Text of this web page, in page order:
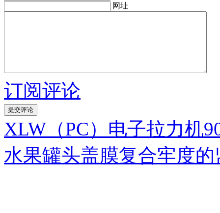
网址
订阅评论
XLW（PC）电子拉力机
水果罐头盖膜复合牢度